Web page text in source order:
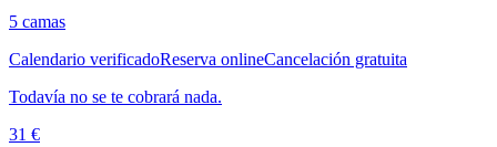
5 camas
Calendario verificadoReserva onlineCancelación gratuita
Todavía no se te cobrará nada.
31 €